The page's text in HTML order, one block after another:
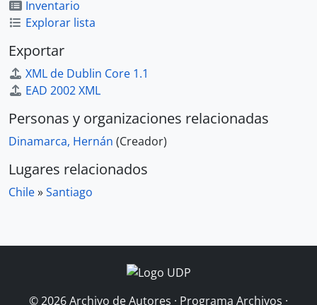
Inventario
Explorar lista
Exportar
XML de Dublin Core 1.1
EAD 2002 XML
Personas y organizaciones relacionadas
Dinamarca, Hernán (Creador)
Lugares relacionados
Chile»Santiago
© 2026 Archivo de Autores · Programa Archivos ·